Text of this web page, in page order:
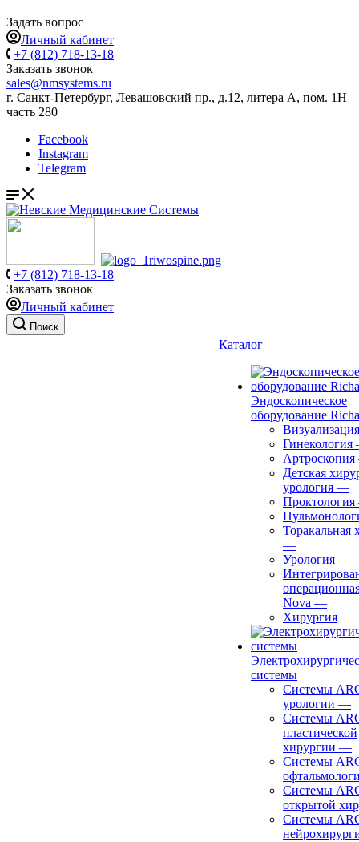
Задать вопрос
Личный кабинет
+7 (812) 718-13-18
Заказать звонок
sales@nmsystems.ru
г. Санкт-Петербург, Левашовский пр., д.12, литера А, пом. 1Н
часть 280
Facebook
Instagram
Telegram
+7 (812) 718-13-18
Заказать звонок
Личный кабинет
Поиск
Каталог
Эндоскопическое
оборудование
Визуализация
Гинекология
Артроскопия
Детская
урология —
Проктология
Торакальная
—
Урология —
Nova —
Хирургия
системы
Системы
урологии —
Системы
пластической
хирургии —
Системы
Системы
открытой
Системы